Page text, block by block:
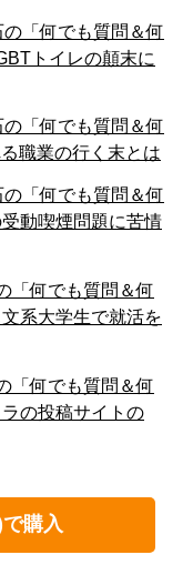
「何でも質問＆何
トイレの顛末に
「何でも質問＆何
職業の行く末とは
「何でも質問＆何
動喫煙問題に苦情
「何でも質問＆何
系大学生で就活を
「何でも質問＆何
の投稿サイトの
購入